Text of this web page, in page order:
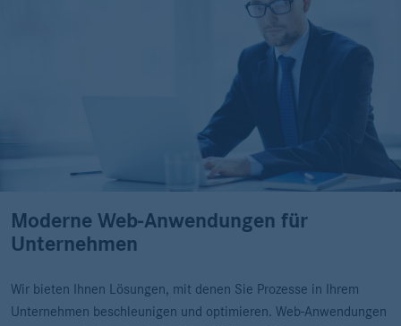
Moderne Web-Anwendungen für
Unternehmen
Wir bieten Ihnen Lösungen, mit denen Sie Prozesse in Ihrem
Unternehmen beschleunigen und optimieren. Web-Anwendungen